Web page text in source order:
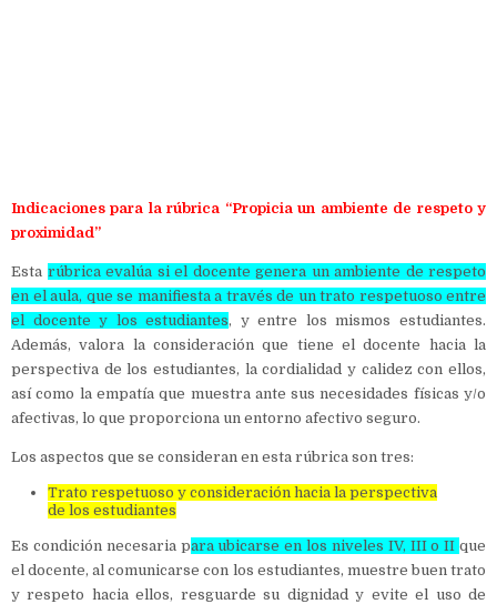
Indicaciones para la rúbrica “Propicia un ambiente de respeto y
proximidad”
Esta rúbrica evalúa si el docente genera un ambiente de respeto
en el aula, que se manifiesta a través de un trato respetuoso entre
el docente y los estudiantes, y entre los mismos estudiantes.
Además, valora la consideración que tiene el docente hacia la
perspectiva de los estudiantes, la cordialidad y calidez con ellos,
así como la empatía que muestra ante sus necesidades físicas y/o
afectivas, lo que proporciona un entorno afectivo seguro.
Los aspectos que se consideran en esta rúbrica son tres:
Trato respetuoso y consideración hacia la perspectiva
de los estudiantes
Es condición necesaria para ubicarse en los niveles IV, III o II que
el docente, al comunicarse con los estudiantes, muestre buen trato
y respeto hacia ellos, resguarde su dignidad y evite el uso de